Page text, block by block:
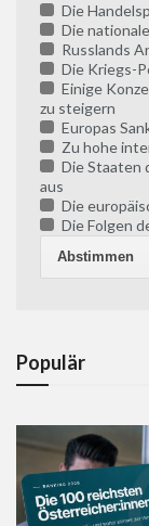
Die
Die
Russlands
Die Kriegs-
Einige
zu steigern
Europas
Zu hohe
Die Staaten
aus
Die
Die Folgen
Populär